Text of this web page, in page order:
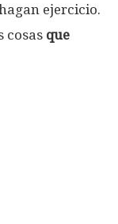
ejercicio.
cosas que